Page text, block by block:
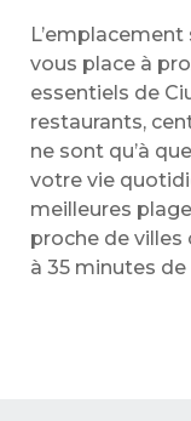
vous place à
essentiels de
restaurants,
ne sont qu’à
votre vie
meilleures
proche de
à 35 minutes de